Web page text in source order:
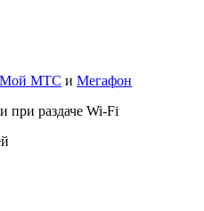
Мой МТС и Мегафон
при раздаче Wi-Fi